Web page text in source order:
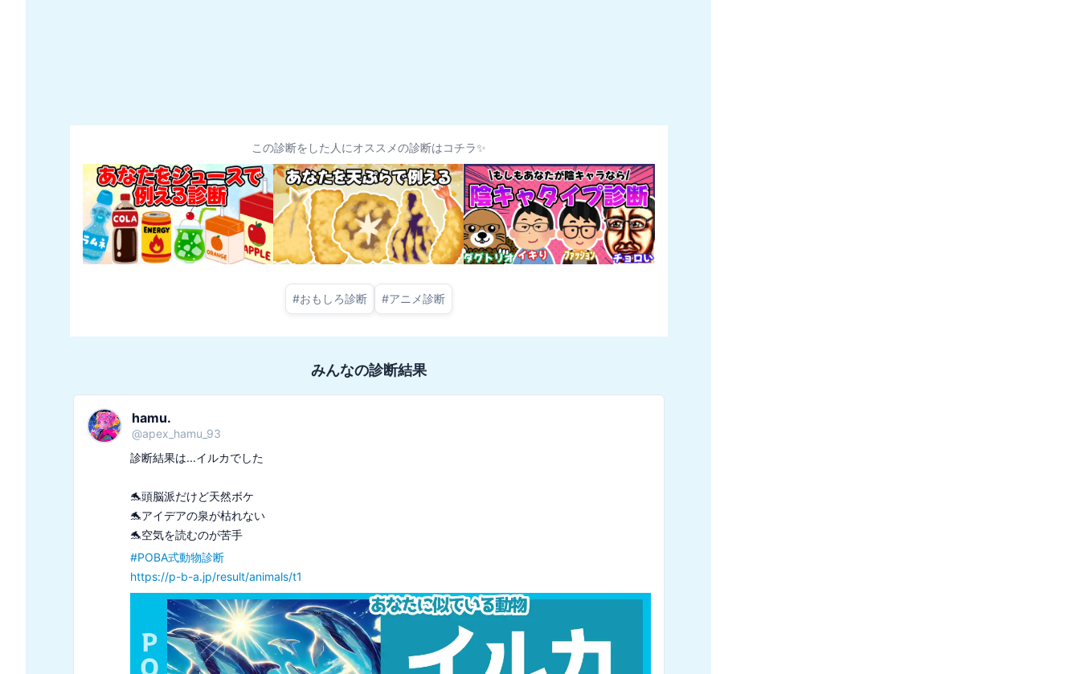
この診断をした人にオススメの診断はコチラ✨
#おもしろ診断 #アニメ診断
みんなの診断結果
hamu.
@apex_hamu_93
診断結果は...イルカでした
🐬頭脳派だけど天然ボケ
🐬アイデアの泉が枯れない
🐬空気を読むのが苦手
#POBA式動物診断
https://p-b-a.jp/result/animals/t1